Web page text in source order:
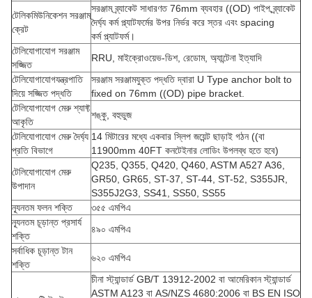
টেলিকমিউনিকেশন সরঞ্জাম
ক্রেট
সরঞ্জাম ব্র্যাকেট সাধারণত 76mm ব্যবহার ((OD) পাইপ,ব্র্যাকেট
দৈর্ঘ্য কর্ম প্ল্যাটফর্মের উপর নির্ভর করে স্তর এবং spacing
কর্ম প্ল্যাটফর্ম।
টেলিযোগাযোগ সরঞ্জাম
সজ্জিত
RRU, মাইক্রোওয়েভ-ডিশ, রেডোম, অ্যান্টেনা ইত্যাদি
টেলিযোগাযোগযন্ত্রপাতি
দিয়ে সজ্জিত পদ্ধতি
সরঞ্জাম সরঞ্জামযুক্ত পদ্ধতি দ্বারা U Type anchor bolt to
fixed on 76mm ((OD) pipe bracket.
টেলিযোগাযোগ মেরু শ্যাফ্ট
আকৃতি
শঙ্কু, বহুভুজ
টেলিযোগাযোগ মেরু দৈর্ঘ্য
প্রতি বিভাগে
14 মিটারের মধ্যে একবার স্লিপ জয়েন্ট ছাড়াই গঠন ((বা
11900mm 40FT কনটেইনার লোডিং উপলব্ধ হতে হবে)
টেলিযোগাযোগ মেরু
উপাদান
Q235, Q355, Q420, Q460, ASTM A527 A36,
GR50, GR65, ST-37, ST-44, ST-52, S355JR,
S355J2G3, SS41, SS50, SS55
ন্যূনতম ফলন শক্তি
৩৫৫ এমপিএ
ন্যূনতম চূড়ান্ত প্রসার্য
শক্তি
৪৯০ এমপিএ
সর্বাধিক চূড়ান্ত টান
শক্তি
৬২০ এমপিএ
চীনা স্ট্যান্ডার্ড GB/T 13912-2002 বা আমেরিকান স্ট্যান্ডার্ড
ASTM A123 বা AS/NZS 4680:2006 বা BS EN ISO